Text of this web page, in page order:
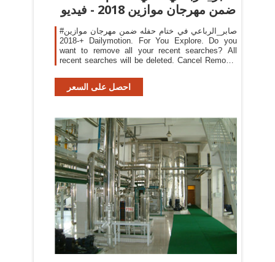
ضمن مهرجان موازين 2018 - فيديو
#صابر_الرباعي في ختام حفله ضمن مهرجان موازين
2018-+ Dailymotion. For You Explore. Do you
want to remove all your recent searches? All
recent searches will be deleted. Cancel Remove.
حفله ضمن مهرجان موازين 2018
احصل على السعر